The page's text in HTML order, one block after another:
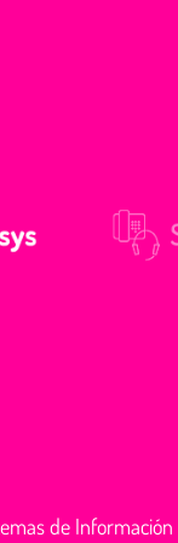
de Información